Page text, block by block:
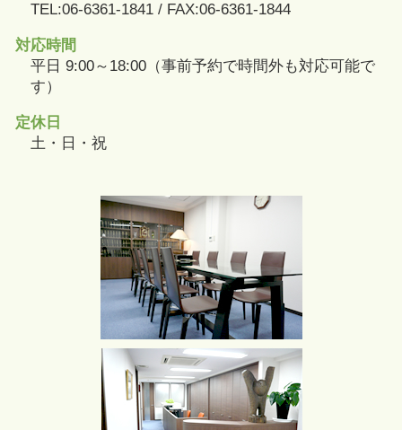
TEL:06-6361-1841 / FAX:06-6361-1844
対応時間
平日 9:00～18:00（事前予約で時間外も対応可能で
す）
定休日
土・日・祝